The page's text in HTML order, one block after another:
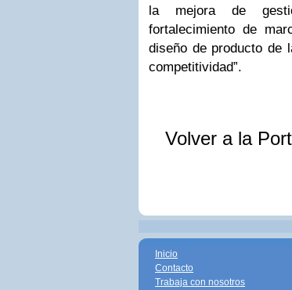
la mejora de
fortalecimiento de
diseño de producto de
competitividad”.
Volver a la
Inicio
Contacto
Trabaja con nosotros